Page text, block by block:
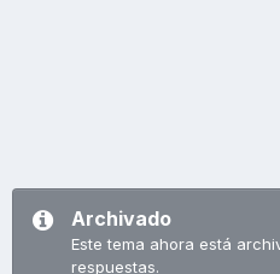
Archivado
Este tema ahora está
respuestas.